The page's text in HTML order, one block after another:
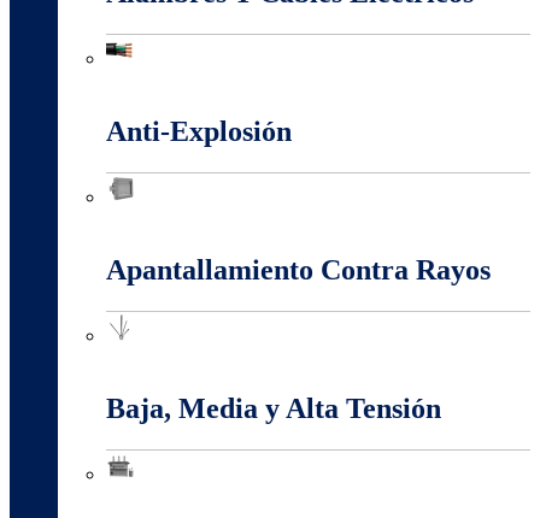
Anti-Explosión
Apantallamiento Contra Rayos
Baja, Media y Alta Tensión